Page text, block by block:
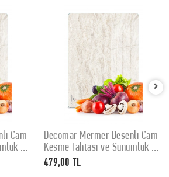
Cam
30
SEPETE EKLE
Decomar Mermer Desenli Cam
Kesme Tahtası ve Sunumluk 25
x 35 cm
479,00 TL